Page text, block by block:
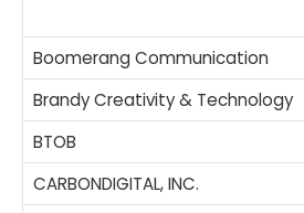
Boomerang Communication
Brandy Creativity & Technology
BTOB
CARBONDIGITAL, INC.